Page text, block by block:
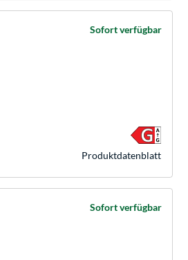
Sofort verfügbar
Produkt­datenblatt
Sofort verfügbar